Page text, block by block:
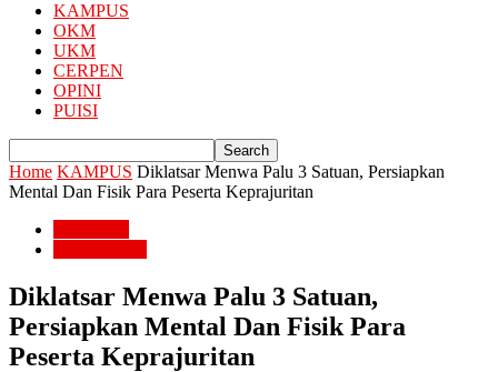
KAMPUS
OKM
UKM
CERPEN
OPINI
PUISI
Home KAMPUS Diklatsar Menwa Palu 3 Satuan, Persiapkan
Mental Dan Fisik Para Peserta Keprajuritan
Diklatsar Menwa Palu 3 Satuan,
Persiapkan Mental Dan Fisik Para
Peserta Keprajuritan